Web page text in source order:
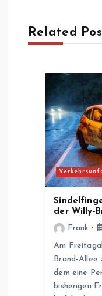
a
g
Related
der Willy-
Frank
Am
Brand-Allee
dem eine
bisherigen